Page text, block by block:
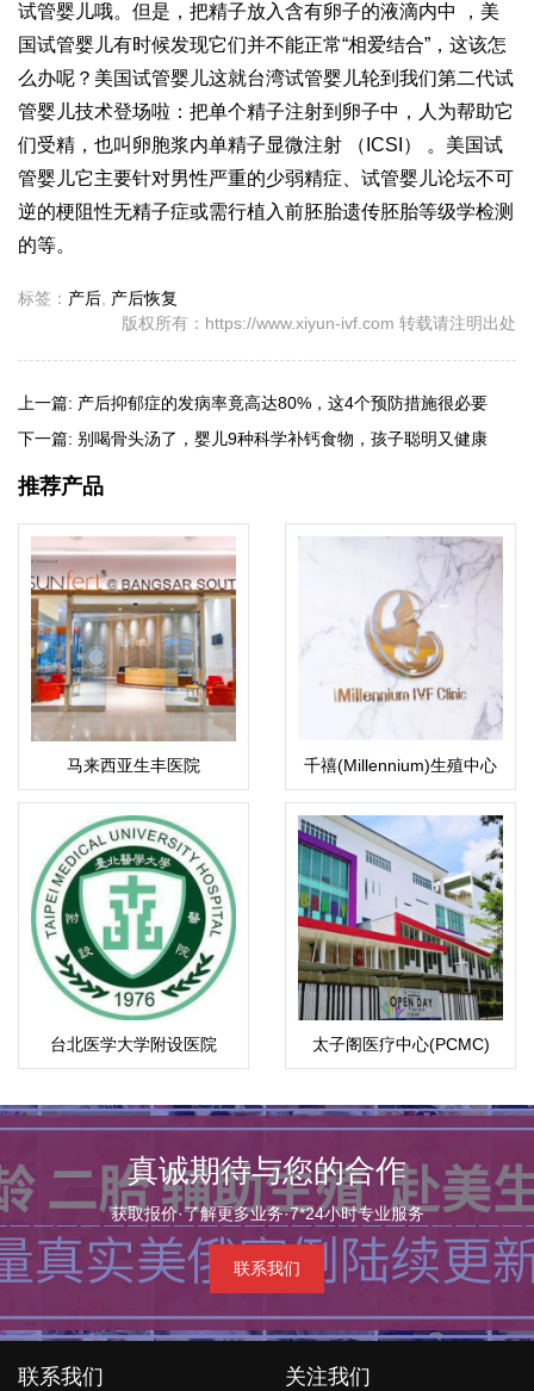
试管婴儿哦。但是，把精子放入含有卵子的液滴内中 ，美
国试管婴儿有时候发现它们并不能正常“相爱结合”，这该怎
么办呢？美国试管婴儿这就台湾试管婴儿轮到我们第二代试
管婴儿技术登场啦：把单个精子注射到卵子中，人为帮助它
们受精，也叫卵胞浆内单精子显微注射 （ICSI） 。美国试
管婴儿它主要针对男性严重的少弱精症、 试管婴儿论坛不可
逆的梗阻性无精子症或需行植入前胚胎遗传胚胎等级学检测
的等。
标签： 产后, 产后恢复
版权所有：https://www.xiyun-ivf.com 转载请注明出处
上一篇: 产后抑郁症的发病率竟高达80%，这4个预防措施很必要
下一篇: 别喝骨头汤了，婴儿9种科学补钙食物，孩子聪明又健康
推荐产品
马来西亚生丰医院 千禧(Millennium)生殖中心
台北医学大学附设医院 太子阁医疗中心(PCMC)
真诚期待与您的合作
获取报价·了解更多业务·7*24小时专业服务
联系我们
联系我们 关注我们